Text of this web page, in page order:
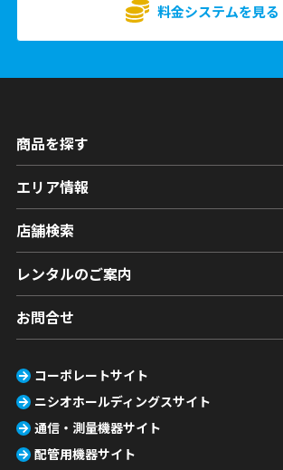
料金システムを見る
商品を探す
エリア情報
店舗検索
レンタルのご案内
お問合せ
コーポレートサイト
ニシオホールディングスサイト
通信・測量機器サイト
配管用機器サイト